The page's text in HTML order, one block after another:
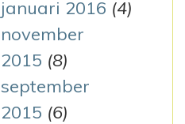
januari 2016 (4)
november
2015 (8)
september
2015 (6)